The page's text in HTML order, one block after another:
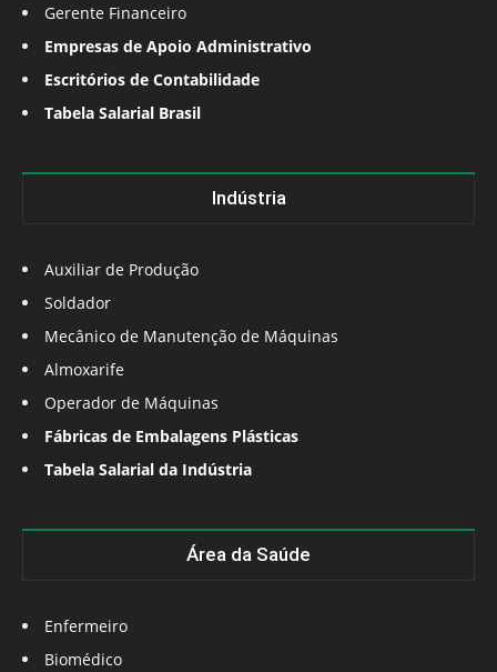
Gerente Financeiro
Empresas de Apoio Administrativo
Escritórios de Contabilidade
Tabela Salarial Brasil
Indústria
Auxiliar de Produção
Soldador
Mecânico de Manutenção de Máquinas
Almoxarife
Operador de Máquinas
Fábricas de Embalagens Plásticas
Tabela Salarial da Indústria
Área da Saúde
Enfermeiro
Biomédico